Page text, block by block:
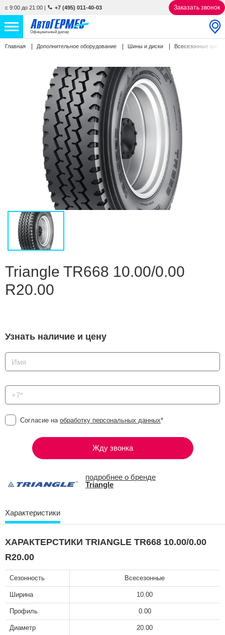
с 9:00 до 21:00 | +7 (495) 011-40-03 Заказать звонок
Официальный дилер
НОВЫЕ АВТОМОБИЛИ 4867 авто
С ПРОБЕГОМ 843 авто
О КОМПАНИИ
КОНТАКТЫ
Избранное
Сравнение
Личный кабинет
Главная Дополнительное оборудование Шины и диски Всесезонные
Triangle TR668 10.00/0.00
R20.00
Узнать наличие и цену
Согласие на обработку персональных данных*
Жду звонка
подробнее о бренде
Triangle
Характеристики
ХАРАКТЕРСТИКИ TRIANGLE TR668 10.00/0.00
R20.00
Сезонность Всесезонные
Ширина 10.00
Профиль 0.00
Диаметр 20.00